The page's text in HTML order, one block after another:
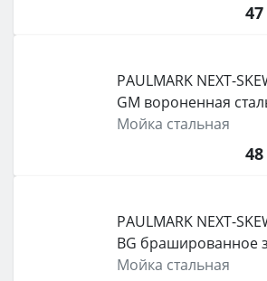
PAULMARK NEXT-
GM вороненная
Мойка стальная
PAULMARK NEXT-
BG брашированное
Мойка стальная